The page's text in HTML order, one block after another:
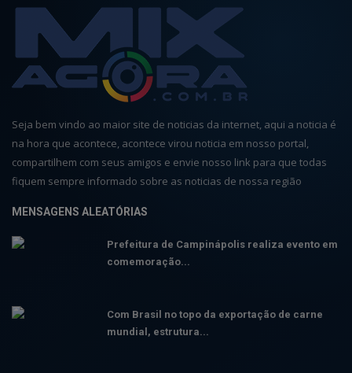
Seja bem vindo ao maior site de noticias da internet, aqui a noticia é
na hora que acontece, acontece virou noticia em nosso portal,
compartilhem com seus amigos e envie nosso link para que todas
fiquem sempre informado sobre as noticias de nossa região
MENSAGENS ALEATÓRIAS
Prefeitura de Campinápolis realiza evento em
comemoração...
Com Brasil no topo da exportação de carne
mundial, estrutura...